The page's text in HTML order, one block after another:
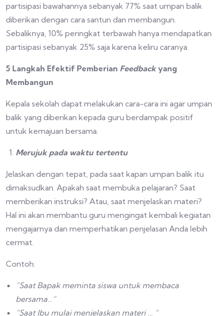
partisipasi bawahannya sebanyak 77% saat umpan balik
diberikan dengan cara santun dan membangun.
Sebaliknya, 10% peringkat terbawah hanya mendapatkan
partisipasi sebanyak 25% saja karena keliru caranya.
5 Langkah Efektif Pemberian Feedbackyang
Membangun
Kepala sekolah dapat melakukan cara-cara ini agar umpan
balik yang diberikan kepada guru berdampak positif
untuk kemajuan bersama.
Merujuk pada waktu tertentu
Jelaskan dengan tepat, pada saat kapan umpan balik itu
dimaksudkan. Apakah saat membuka pelajaran? Saat
memberikan instruksi? Atau, saat menjelaskan materi?
Hal ini akan membantu guru mengingat kembali kegiatan
mengajarnya dan memperhatikan penjelasan Anda lebih
cermat.
Contoh:
“Saat Bapak meminta siswa untuk membaca
bersama…”
“Saat Ibu mulai menjelaskan materi … “